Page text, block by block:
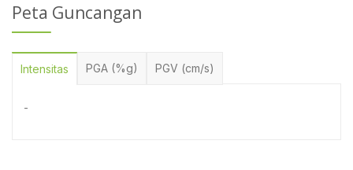
Peta Guncangan
Intensitas PGA (%g) PGV (cm/s)
-